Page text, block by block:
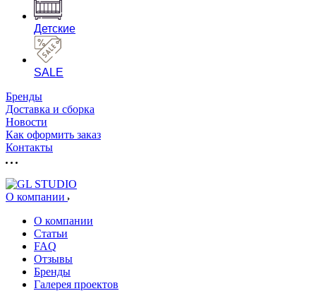
Детские
SALE
Бренды
Доставка и сборка
Новости
Как оформить заказ
Контакты
О компании
О компании
Статьи
FAQ
Отзывы
Бренды
Галерея проектов